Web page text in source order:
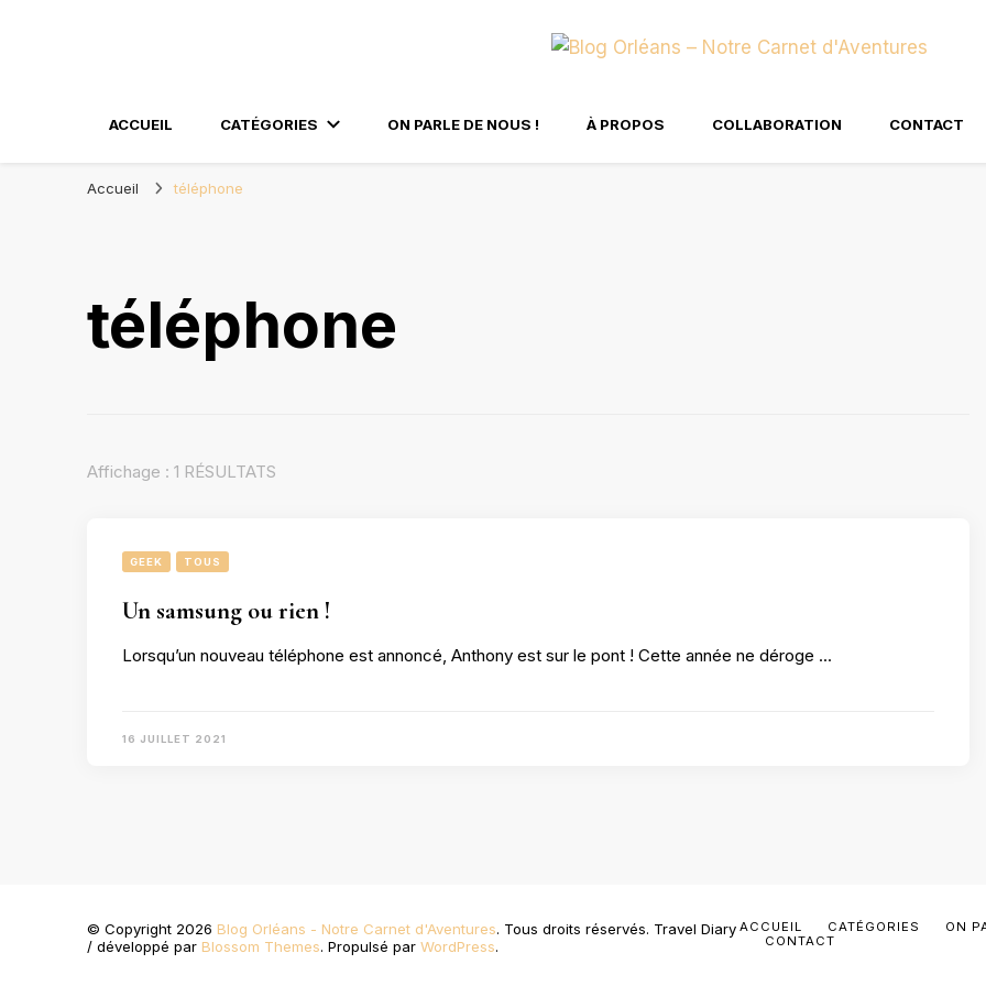
ACCUEIL CATÉGORIES ON PARLE DE NOUS ! À PROPOS COLLABORATION CONTACT
Accueil téléphone
téléphone
Affichage : 1 RÉSULTATS
GEEK TOUS
Un samsung ou rien !
Lorsqu’un nouveau téléphone est annoncé, Anthony est sur le pont ! Cette année ne déroge …
16 JUILLET 2021
© Copyright 2026 Blog Orléans - Notre Carnet d'Aventures. Tous droits réservés. Travel Diary
/ développé par Blossom Themes. Propulsé par WordPress.
ACCUEIL CATÉGORIES ON
CONTACT